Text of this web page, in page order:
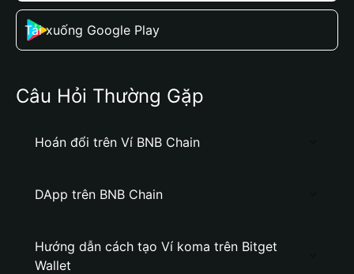
Tải xuống Google Play
Câu Hỏi Thường Gặp
Hoán đổi trên Ví BNB Chain
DApp trên BNB Chain
Hướng dẫn cách tạo Ví koma trên Bitget
Wallet